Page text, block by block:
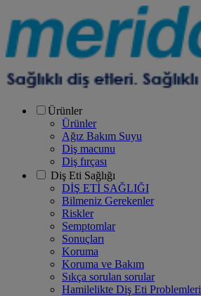
Ürünler
Ürünler
Ağız Bakım Suyu
Diş macunu
Diş fırçası
Diş Eti Sağlığı
DİŞ ETİ SAĞLIĞI
Bilmeniz Gerekenler
Riskler
Semptomlar
Sonuçları
Koruma
Koruma ve Bakım
Sıkça sorulan sorular
Hamilelikte Diş Eti Problemleri